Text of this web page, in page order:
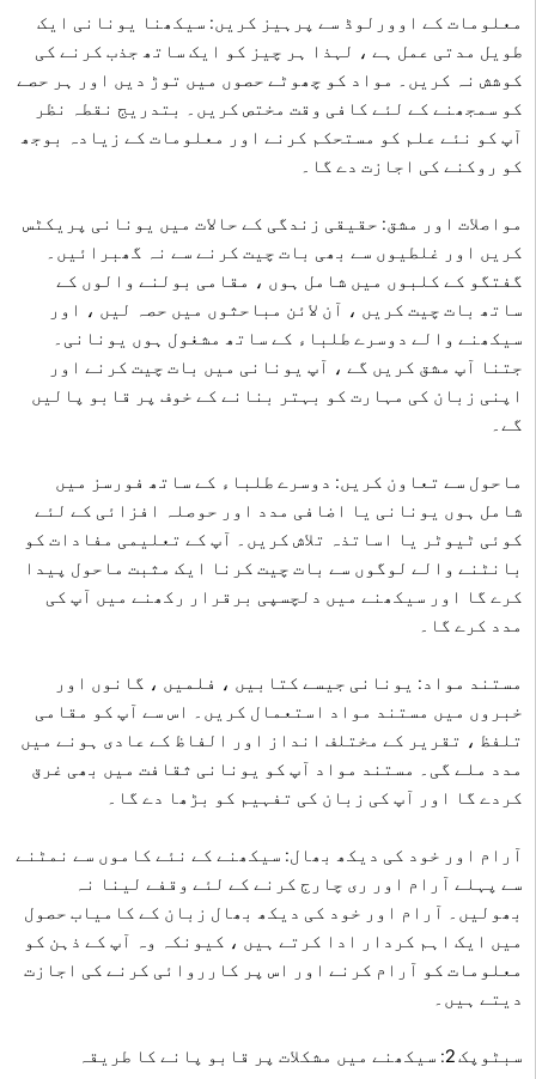
معلومات کے اوورلوڈ سے پرہیز کریں: سیکھنا یونانی ایک
طویل مدتی عمل ہے ، لہذا ہر چیز کو ایک ساتھ جذب کرنے کی
کوشش نہ کریں۔ مواد کو چھوٹے حصوں میں توڑ دیں اور ہر حصے
کو سمجھنے کے لئے کافی وقت مختص کریں۔ بتدریج نقطہ نظر
آپ کو نئے علم کو مستحکم کرنے اور معلومات کے زیادہ بوجھ
کو روکنے کی اجازت دے گا۔
مواصلات اور مشق: حقیقی زندگی کے حالات میں یونانی پریکٹس
کریں اور غلطیوں سے بھی بات چیت کرنے سے نہ گھبرائیں۔
گفتگو کے کلبوں میں شامل ہوں ، مقامی بولنے والوں کے
ساتھ بات چیت کریں ، آن لائن مباحثوں میں حصہ لیں ، اور
سیکھنے والے دوسرے طلباء کے ساتھ مشغول ہوں یونانی۔
جتنا آپ مشق کریں گے ، آپ یونانی میں بات چیت کرنے اور
اپنی زبان کی مہارت کو بہتر بنانے کے خوف پر قابو پالیں
گے۔
ماحول سے تعاون کریں: دوسرے طلباء کے ساتھ فورسز میں
شامل ہوں یونانی یا اضافی مدد اور حوصلہ افزائی کے لئے
کوئی ٹیوٹر یا اساتذہ تلاش کریں۔ آپ کے تعلیمی مفادات کو
بانٹنے والے لوگوں سے بات چیت کرنا ایک مثبت ماحول پیدا
کرے گا اور سیکھنے میں دلچسپی برقرار رکھنے میں آپ کی
مدد کرے گا۔
مستند مواد: یونانی جیسے کتابیں ، فلمیں ، گانوں اور
خبروں میں مستند مواد استعمال کریں۔ اس سے آپ کو مقامی
تلفظ ، تقریر کے مختلف انداز اور الفاظ کے عادی ہونے میں
مدد ملے گی۔ مستند مواد آپ کو یونانی ثقافت میں بھی غرق
کردے گا اور آپ کی زبان کی تفہیم کو بڑھا دے گا۔
آرام اور خود کی دیکھ بھال: سیکھنے کے نئے کاموں سے نمٹنے
سے پہلے آرام اور ری چارج کرنے کے لئے وقفے لینا نہ
بھولیں۔ آرام اور خود کی دیکھ بھال زبان کے کامیاب حصول
میں ایک اہم کردار ادا کرتے ہیں ، کیونکہ وہ آپ کے ذہن کو
معلومات کو آرام کرنے اور اس پر کارروائی کرنے کی اجازت
دیتے ہیں۔
سبٹوپک 2: سیکھنے میں مشکلات پر قابو پانے کا طریقہ